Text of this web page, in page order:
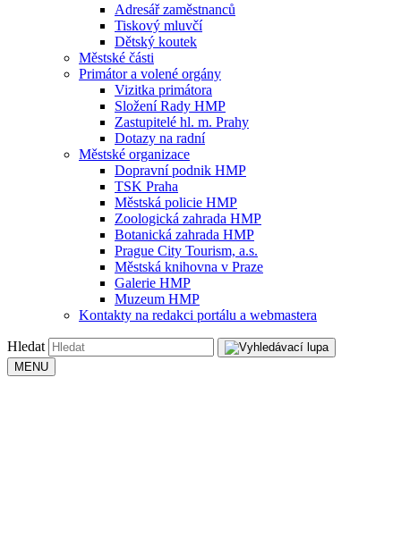
Adresář zaměstnanců
Tiskový mluvčí
Dětský koutek
Městské části
Primátor a volené orgány
Vizitka primátora
Složení Rady HMP
Zastupitelé hl. m. Prahy
Dotazy na radní
Městské organizace
Dopravní podnik HMP
TSK Praha
Městská policie HMP
Zoologická zahrada HMP
Botanická zahrada HMP
Prague City Tourism, a.s.
Městská knihovna v Praze
Galerie HMP
Muzeum HMP
Kontakty na redakci portálu a webmastera
Hledat
MENU